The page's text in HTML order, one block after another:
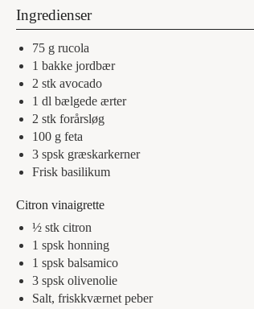
Ingredienser
75 g rucola
1 bakke jordbær
2 stk avocado
1 dl bælgede ærter
2 stk forårsløg
100 g feta
3 spsk græskarkerner
Frisk basilikum
Citron vinaigrette
½ stk citron
1 spsk honning
1 spsk balsamico
3 spsk olivenolie
Salt, friskkværnet peber